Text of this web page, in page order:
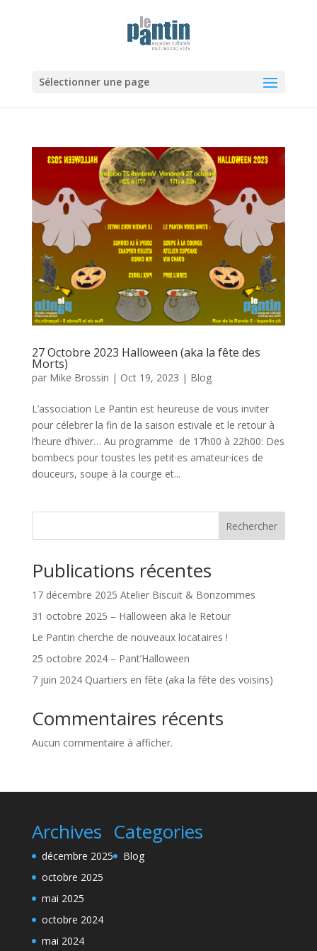
Sélectionner une page
27 Octobre 2023 Halloween (aka la fête des
Morts)
par Mike Brossin | Oct 19, 2023 | Blog
L’association Le Pantin est heureuse de vous inviter
pour célebrer la fin de la saison estivale et le retour à
l’heure d’hiver… Au programme de 17h00 à 22h00: Des
bombecs pour toustes les petit·es amateur·ices de
douceurs, soupe à la courge et...
Rechercher
Publications récentes
17 décembre 2025 Atelier Biscuit & Bonzommes
31 octobre 2025 – Halloween aka le Retour
Le Pantin cherche de nouveaux locataires !
25 octobre 2024 – Pant’Halloween
7 juin 2024 Quartiers en fête (aka la fête des voisins)
Commentaires récents
Aucun commentaire à afficher.
Archives
décembre 2025
octobre 2025
mai 2025
octobre 2024
mai 2024
Categories
Blog